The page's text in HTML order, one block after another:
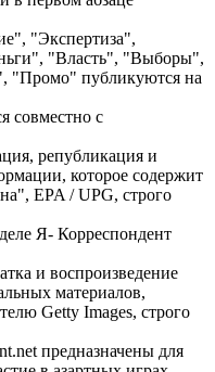
"Экспертиза",
"Власть", "Выборы",
"Промо" публикуются на
совместно с
републикация и
которое содержит
EPA / UPG, строго
Я- Корреспондент
и воспроизведение
материалов,
Getty Images, строго
предназначены для